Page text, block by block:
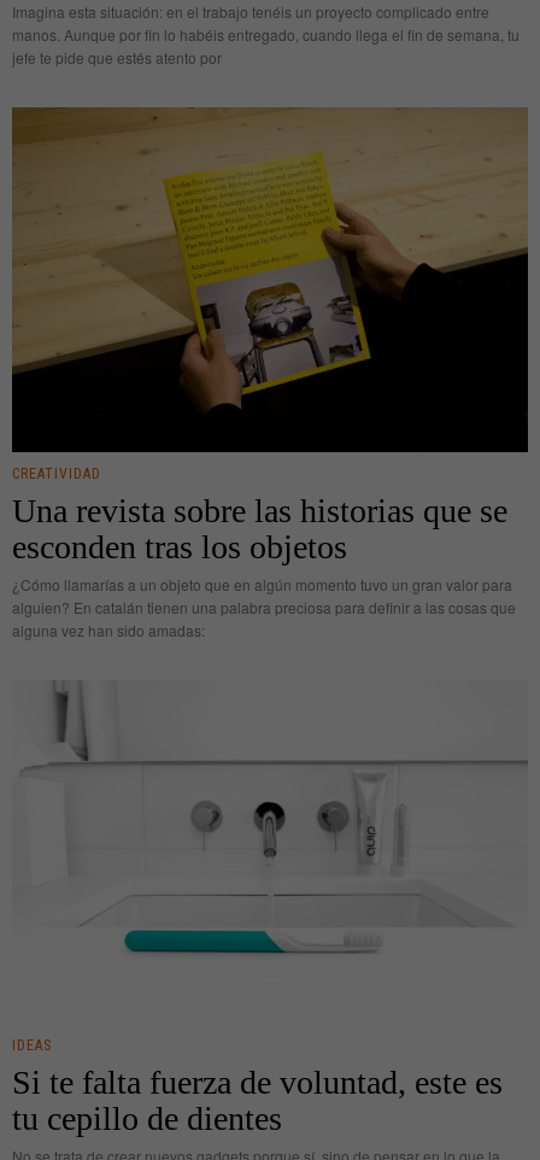
Imagina esta situación: en el trabajo tenéis un proyecto complicado entre
manos. Aunque por fin lo habéis entregado, cuando llega el fin de semana, tu
jefe te pide que estés atento por
CREATIVIDAD
Una revista sobre las historias que se
esconden tras los objetos
¿Cómo llamarías a un objeto que en algún momento tuvo un gran valor para
alguien? En catalán tienen una palabra preciosa para definir a las cosas que
alguna vez han sido amadas:
IDEAS
Si te falta fuerza de voluntad, este es
tu cepillo de dientes
No se trata de crear nuevos gadgets porque sí, sino de pensar en lo que la